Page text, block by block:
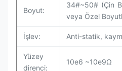
Boyut:
34#~50# (Çin
veya Özel
İşlev: Anti-statik,
Yüzey
direnci:
10e6 ~10e9Ω